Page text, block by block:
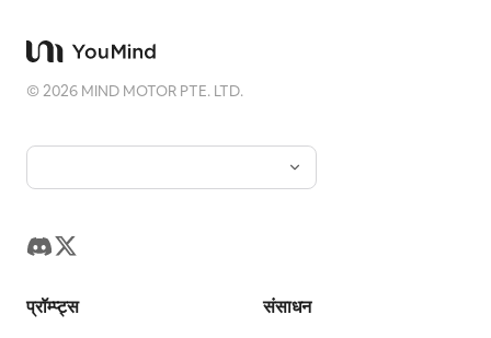
©2026 MIND MOTOR PTE. LTD.
प्रॉम्प्ट्स संसाधन